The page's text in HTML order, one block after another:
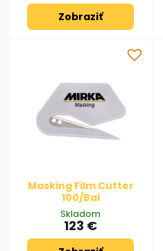
Zobraziť
Masking Film Cutter
100/Bal
Skladom
123 €